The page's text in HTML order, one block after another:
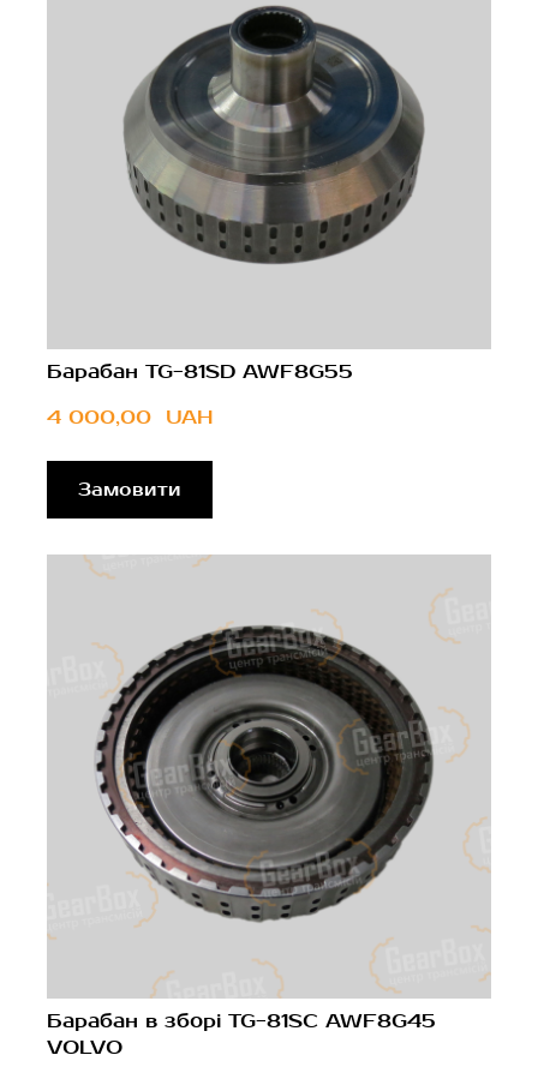
Барабан TG-81SD AWF8G55
4 000,00  UAH
Замовити
Барабан в зборі TG-81SC AWF8G45
VOLVO